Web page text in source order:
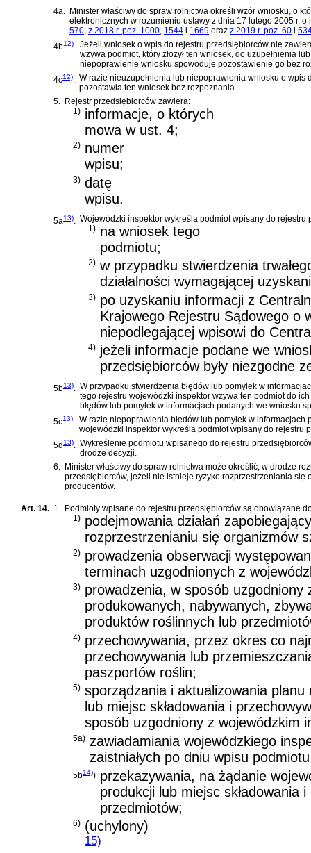
4a. Minister właściwy do spraw rolnictwa określi wzór wniosku, o
elektronicznych w rozumieniu ustawy z dnia 17 lutego 2005 r.
570, z 2018 r. poz. 1000, 1544 i 1669 oraz z 2019 r. poz. 60 i
4b12). Jeżeli wniosek o wpis do rejestru przedsiębiorców nie
wzywa podmiot, który złożył ten wniosek, do uzupełnienia
niepoprawienie wniosku spowoduje pozostawienie go bez
4c12). W razie nieuzupełnienia lub niepoprawienia wniosku o
pozostawia ten wniosek bez rozpoznania.
5. Rejestr przedsiębiorców zawiera:
1) informacje, o których
mowa w ust. 4;
2) numer
wpisu;
3) datę
wpisu.
5a13)
Wojewódzki inspektor wykreśla podmiot wpisany do rejestru
1) na wniosek tego
podmiotu;
2) w przypadku stwierdzenia
działalności wymagającej
3) po uzyskaniu informacji z
Krajowego Rejestru Sądowego o
niepodlegającej wpisowi do
4) jeżeli informacje podane we
przedsiębiorców były niezgodne
5b13). W przypadku stwierdzenia błędów lub pomyłek w
tego rejestru wojewódzki inspektor wzywa ten podmiot do
błędów lub pomyłek w informacjach podanych we wniosku
5c13). W razie niepoprawienia błędów lub pomyłek w
wojewódzki inspektor wykreśla podmiot wpisany do rejestru
5d 13). Wykreślenie podmiotu wpisanego do rejestru
drodze decyzji.
6. Minister właściwy do spraw rolnictwa może określić, w drodze
przedsiębiorców, jeżeli nie istnieje ryzyko rozprzestrzeniania
producentów.
Art. 14. 1. Podmioty wpisane do rejestru przedsiębiorców są obowiązane
1) podejmowania działań
rozprzestrzenianiu się organizmów
2) prowadzenia obserwacji
terminach uzgodnionych z
3) prowadzenia, w sposób
produkowanych, nabywanych,
produktów roślinnych lub
4) przechowywania, przez okres co
przechowywania lub
paszportów roślin;
5) sporządzania i aktualizowania
lub miejsc składowania i
sposób uzgodniony z wojewódzkim
5a) zawiadamiania wojewódzkiego
zaistniałych po dniu wpisu
5b14)) przekazywania, na żądanie
produkcji lub miejsc składowania
przedmiotów;
6) (uchylony)
15)